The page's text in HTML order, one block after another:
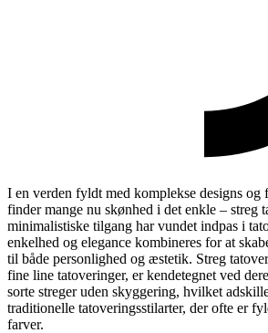
I en verden fyldt med komplekse designs og
finder mange nu skønhed i det enkle – streg
minimalistiske tilgang har vundet indpas i
enkelhed og elegance kombineres for at
til både personlighed og æstetik. Streg
fine line tatoveringer, er kendetegnet ved
sorte streger uden skyggering, hvilket
traditionelle tatoveringsstilarter, der ofte er
farver.